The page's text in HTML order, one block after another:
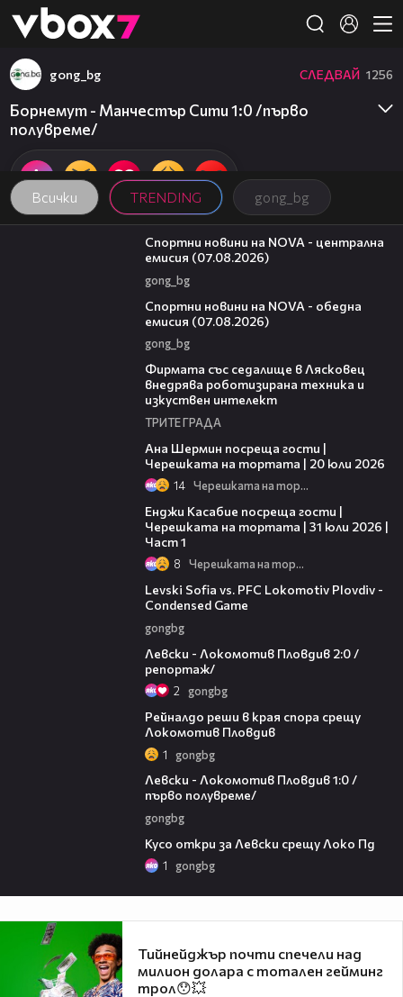
👾
Всички TRENDING gong_bg
gong_bg СЛЕДВАЙ 1256
Борнемут - Манчестър Сити 1:0 /първо
полувреме/
05:18
Спортни новини на NOVA - централна
емисия (07.08.2026)
gong_bg
Спортни новини на NOVA - обедна
емисия (07.08.2026)
gong_bg
Фирмата със седалище в Лясковец
внедрява роботизирана техника и
изкуствен интелект
ТРИТЕ ГРАДА
Ана Шермин посреща гости |
Черешката на тортата | 20 юли 2026
14 Черешката на тортата
Енджи Касабие посреща гости |
Черешката на тортата | 31 юли 2026 |
Част 1
8 Черешката на тортата
Levski Sofia vs. PFC Lokomotiv Plovdiv -
Condensed Game
gongbg
Левски - Локомотив Пловдив 2:0 /
репортаж/
2 gongbg
Рейналдо реши в края спора срещу
Локомотив Пловдив
1 gongbg
Левски - Локомотив Пловдив 1:0 /
първо полувреме/
gongbg
Кусо откри за Левски срещу Локо Пд
1 gongbg
Тийнейджър почти спечели над
милион долара с тотален гейминг
трол😯💥